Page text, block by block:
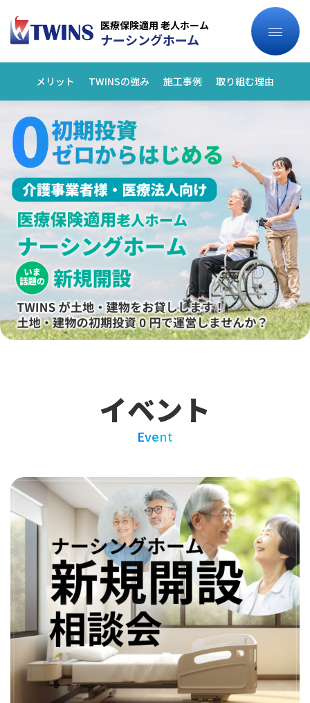
医療保険適用 老人ホーム
ナーシングホーム
メリット TWINSの強み 施工事例 取り組む理由
イベント
Event